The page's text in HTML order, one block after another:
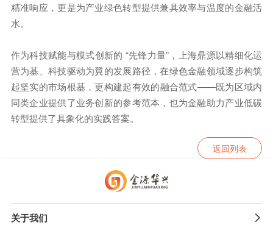
精准响应，更是为产业绿色转型提供兼具效率与温度的金融活
水。
作为科技赋能与模式创新的 “先锋力量”，上海鼎源以精细化运
营为基、科技驱动为翼的发展路径，在绿色金融领域逐步构筑
起坚实的市场根基，更构建起有效的融合范式——既为区域内
同类企业提供了业务创新的参考范本，也为金融助力产业低碳
转型提供了具象化的实践答案。
返回列表
关于我们 